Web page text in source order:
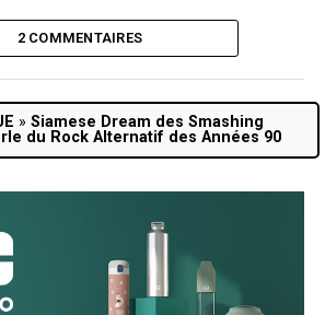
2 COMMENTAIRES
» Siamese Dream des Smashing
du Rock Alternatif des Années 90